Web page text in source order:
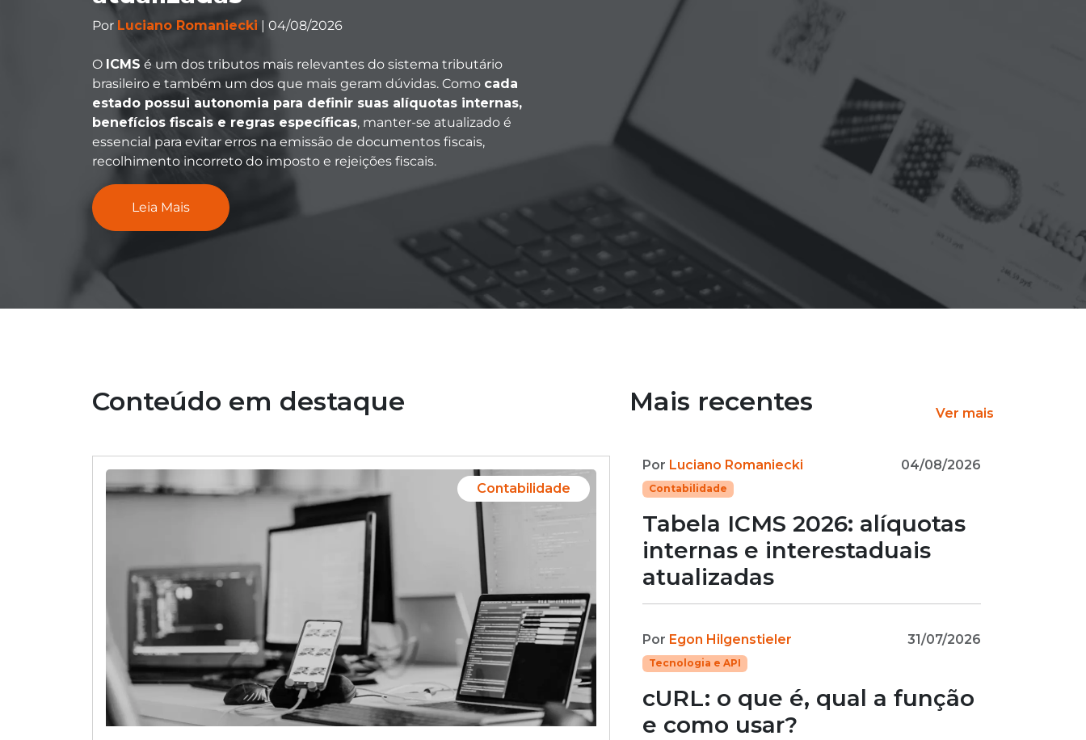
Por Luciano Romaniecki | 04/08/2026
O ICMS é um dos tributos mais relevantes do sistema tributário
brasileiro e também um dos que mais geram dúvidas. Como cada
estado possui autonomia para definir suas alíquotas internas,
benefícios fiscais e regras específicas, manter-se atualizado é
essencial para evitar erros na emissão de documentos fiscais,
recolhimento incorreto do imposto e rejeições fiscais.
Leia Mais
Conteúdo em destaque
Contabilidade
Mais recentes Ver mais
Por Luciano Romaniecki 04/08/2026
Contabilidade
Tabela ICMS 2026: alíquotas
internas e interestaduais
atualizadas
Por Egon Hilgenstieler 31/07/2026
Tecnologia e API
cURL: o que é, qual a função
e como usar?